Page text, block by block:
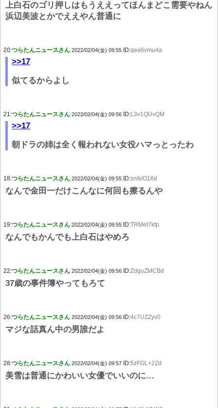
上白石のゴリ押しはもうええってほんまどこ需要やねん
浜辺美波とかでええやん普通に
20:つらたんニュースさん 2022/02/04(金) 09:55 ID:qea6vmu4a
>>17
似てるからよし
21:つらたんニュースさん 2022/02/04(金) 09:56 ID:L3v1QUvQM
>>17
朝ドラの姉は全く報われない女役ハマっとったわ
18:つらたんニュースさん 2022/02/04(金) 09:55 ID:snlk/O16d
なんで金田一だけこんなに何回も擦るんや
19:つらたんニュースさん 2022/02/04(金) 09:55 ID:TRMet7kfp
なんでもかんでも上白石はやめろ
22:つらたんニュースさん 2022/02/04(金) 09:56 ID:ZdguZMCBd
37歳の事件簿やってもろて
26:つらたんニュースさん 2022/02/04(金) 09:56 ID:4c7UZZyv0
マジな話真ん中の男誰だよ
28:つらたんニュースさん 2022/02/04(金) 09:57 ID:5zFGL+2Zd
美雪は普通にかわいい女優でいいのに…